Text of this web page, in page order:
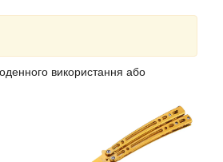
використання або